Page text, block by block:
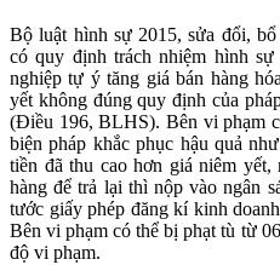
Bộ luật hình sự 2015, sửa đổi,
có quy định trách nhiệm hình
nghiệp tự ý tăng giá bán hàng
yết không đúng quy định của
(Điều 196, BLHS). Bên vi phạm
biện pháp khắc phục hậu quả
tiền đã thu cao hơn giá niêm
hàng để trả lại thì nộp vào ngân
tước giấy phép đăng kí kinh
Bên vi phạm có thể bị phạt tù từ
độ vi phạm.